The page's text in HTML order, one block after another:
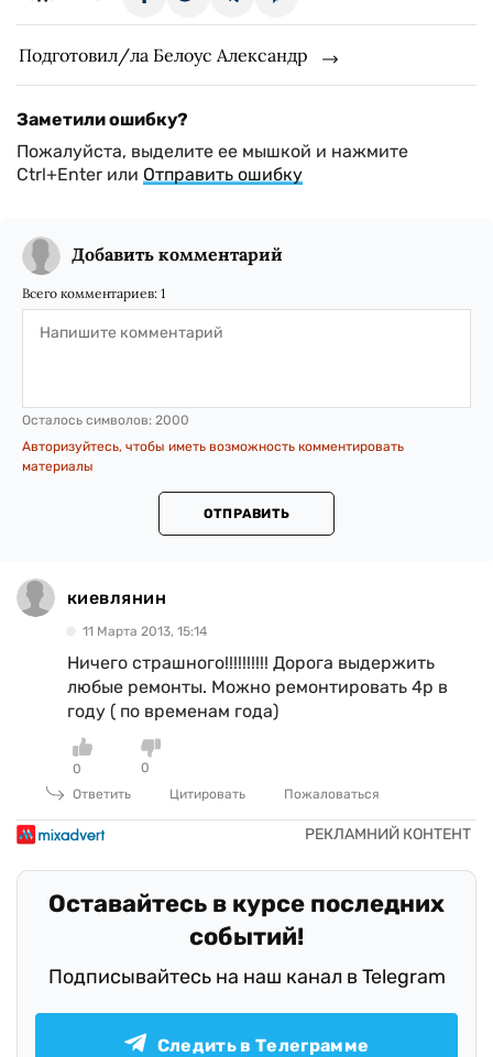
Подготовил/ла Белоус Александр
Заметили ошибку?
Пожалуйста, выделите ее мышкой и нажмите
Ctrl+Enter или Отправить ошибку
Добавить комментарий
Всего комментариев: 1
Осталось символов: 2000
Авторизуйтесь, чтобы иметь возможность комментировать
материалы
ОТПРАВИТЬ
киевлянин
11 Марта 2013, 15:14
Ничего страшного!!!!!!!!!! Дорога выдержить
любые ремонты. Можно ремонтировать 4р в
году ( по временам года)
0
0
Ответить
Цитировать Пожаловаться
Оставайтесь в курсе последних
событий!
Подписывайтесь на наш канал в Telegram
Следить в Телеграмме